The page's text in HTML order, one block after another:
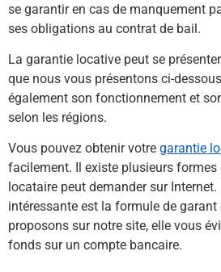
se garantir en cas de manquement
ses obligations au contrat de bail.
La garantie locative peut se
que nous vous présentons ci-
également son fonctionnement et
selon les régions.
Vous pouvez obtenir votre garantie
facilement. Il existe plusieurs formes
locataire peut demander sur Internet.
intéressante est la formule de
proposons sur notre site, elle vous
fonds sur un compte bancaire.